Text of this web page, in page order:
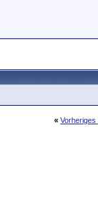
« Vorheriges